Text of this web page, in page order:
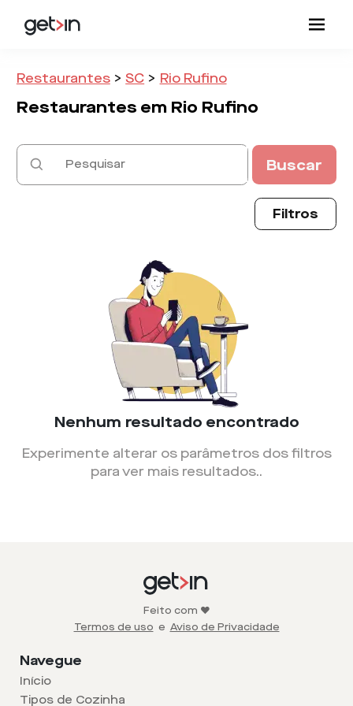
Restaurantes > SC > Rio Rufino
Restaurantes em Rio Rufino
Buscar
Filtros
Nenhum resultado encontrado
Experimente alterar os parâmetros dos filtros
para ver mais resultados..
Feito com ❤️
Termos de uso e Aviso de Privacidade
Navegue
Início
Tipos de Cozinha